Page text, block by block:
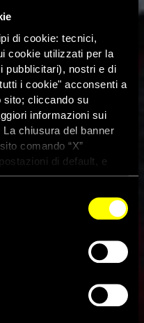
di cookie: tecnici,
cookie utilizzati per la
pubblicitari), nostri e di
i cookie" acconsenti a
sito; cliccando su
informazioni sui
chiusura del banner
comando “X”
di default, e
con i cookie
respinga